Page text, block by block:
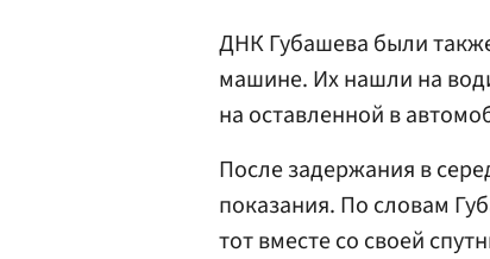
ДНК Губашева были
машине. Их нашли на
на оставленной в
После задержания в
показания. По словам
тот вместе со своей